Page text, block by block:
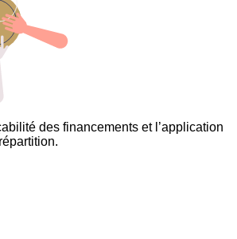
des financements et l’application